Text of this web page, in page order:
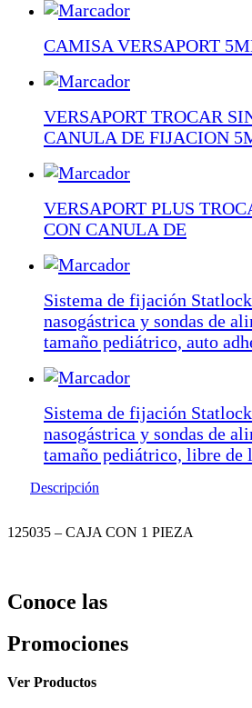
CAMISA VERSAPORT
VERSAPORT TROCAR
CANULA DE FIJACION
VERSAPORT PLUS
CON CANULA DE
Sistema de fijación
nasogástrica y sondas de
tamaño pediátrico, auto
Sistema de fijación
nasogástrica y sondas de
tamaño pediátrico, libre de
Descripción
125035 – CAJA CON 1 PIEZA
Conoce las
Promociones
Ver Productos